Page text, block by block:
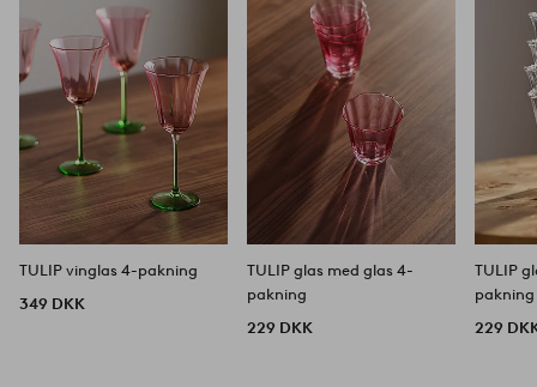
TULIP vinglas 4-pakning
349 DKK
TULIP glas med glas 4-
pakning
229 DKK
TULIP
pakning
229